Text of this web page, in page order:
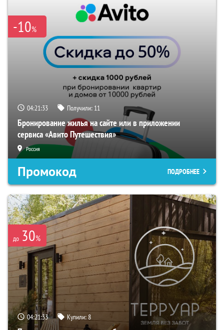
-10%
04:21:32 Получили: 11
Бронирование жилья на сайте или в приложении
сервиса «Авито Путешествия»
Россия
Промокод ПОДРОБНЕЕ
до 30%
04:21:32 Купили:8